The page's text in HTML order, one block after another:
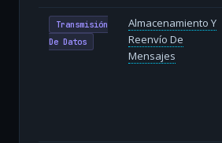
Transmisión
De Datos
Almacenamiento Y
Reenvío De
Mensajes